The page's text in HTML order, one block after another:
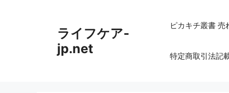
ライフケア-
jp.net
ピカキチ叢書 売
特定商取引法記